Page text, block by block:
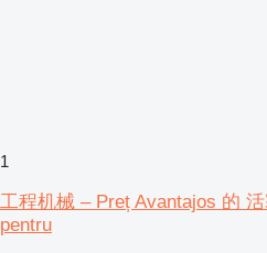
1
工程机械 – Preț Avantajos 的
pentru